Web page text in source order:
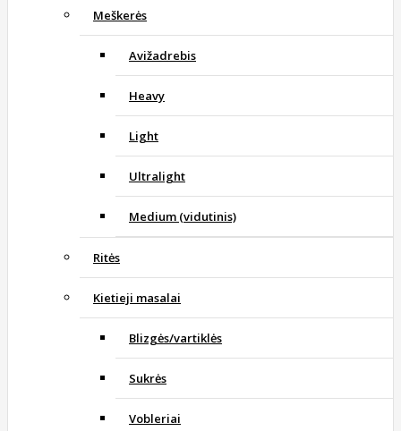
Meškerės
Avižadrebis
Heavy
Light
Ultralight
Medium (vidutinis)
Ritės
Kietieji masalai
Blizgės/vartiklės
Sukrės
Vobleriai